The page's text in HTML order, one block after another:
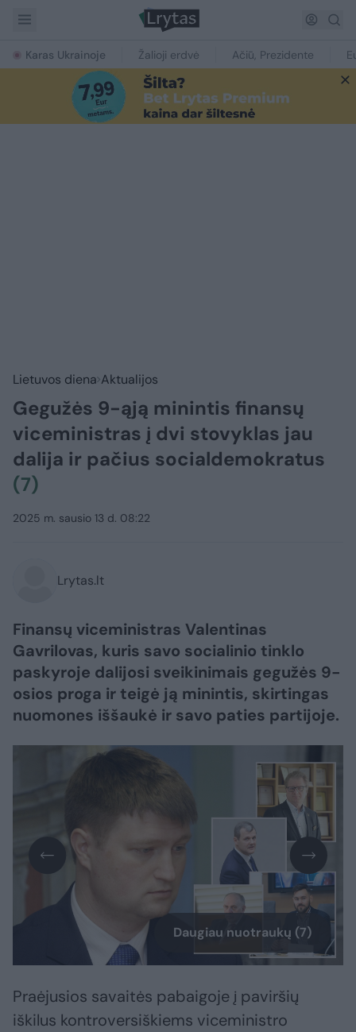
Karas Ukrainoje Žalioji erdvė Ačiū, Prezidente
Lietuvos diena Aktualijos
Gegužės 9-ąją minintis finansų
viceministras į dvi stovyklas jau
dalija ir pačius socialdemokratus
(7)
2025 m. sausio 13 d. 08:22
Lrytas.lt
Finansų viceministras Valentinas
Gavrilovas, kuris savo socialinio tinklo
paskyroje dalijosi sveikinimais gegužės 9-
osios proga ir teigė ją minintis, skirtingas
nuomones iššaukė ir savo paties partijoje.
Daugiau nuotraukų (7)
Praėjusios savaitės pabaigoje į paviršių
iškilus kontroversiškiems viceministro